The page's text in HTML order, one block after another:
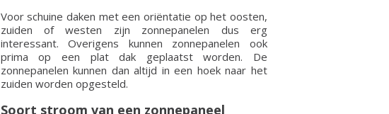
Voor schuine daken met een oriëntatie op het oosten,
zuiden of westen zijn zonnepanelen dus erg
interessant. Overigens kunnen zonnepanelen ook
prima op een plat dak geplaatst worden. De
zonnepanelen kunnen dan altijd in een hoek naar het
zuiden worden opgesteld.
Soort stroom van een zonnepaneel